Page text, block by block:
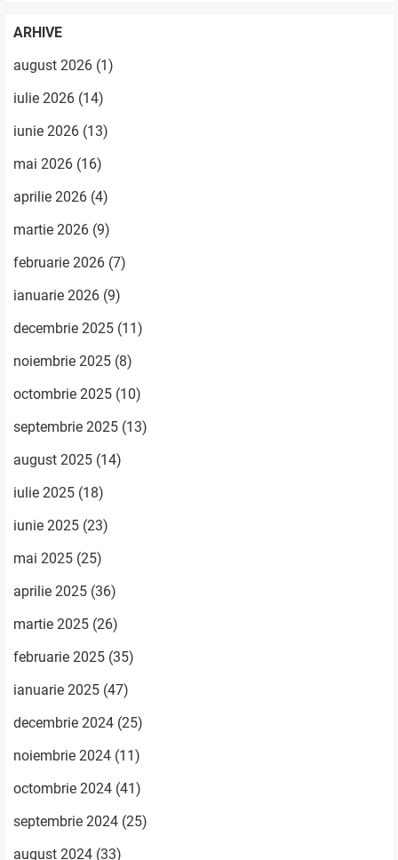
ARHIVE
august 2026 (1)
iulie 2026 (14)
iunie 2026 (13)
mai 2026 (16)
aprilie 2026 (4)
martie 2026 (9)
februarie 2026 (7)
ianuarie 2026 (9)
decembrie 2025 (11)
noiembrie 2025 (8)
octombrie 2025 (10)
septembrie 2025 (13)
august 2025 (14)
iulie 2025 (18)
iunie 2025 (23)
mai 2025 (25)
aprilie 2025 (36)
martie 2025 (26)
februarie 2025 (35)
ianuarie 2025 (47)
decembrie 2024 (25)
noiembrie 2024 (11)
octombrie 2024 (41)
septembrie 2024 (25)
august 2024 (33)